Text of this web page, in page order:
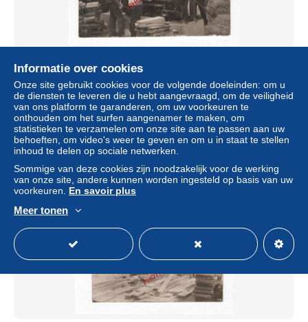
WERVIK-WERVICQ-LAINE de BOIS-Menuisiers-CARTE
PHOTO allemande-GUERRE14-18-1 WK-BELGIEN-?-
FRANCE-?-FELDPOST-
± US$ 41,48
Statuut Professioneel handelaar
Informatie over cookies
Onze site gebruikt cookies voor de volgende doeleinden: om u
de diensten te leveren die u hebt aangevraagd, om de veiligheid
van ons platform te garanderen, om uw voorkeuren te
onthouden om het surfen aangenamer te maken, om
statistieken te verzamelen om onze site aan te passen aan uw
behoeften, om video's weer te geven en om u in staat te stellen
inhoud te delen op sociale netwerken.
Sommige van deze cookies zijn noodzakelijk voor de werking
van onze site, andere kunnen worden ingesteld op basis van uw
voorkeuren. En savoir plus
Meer tonen